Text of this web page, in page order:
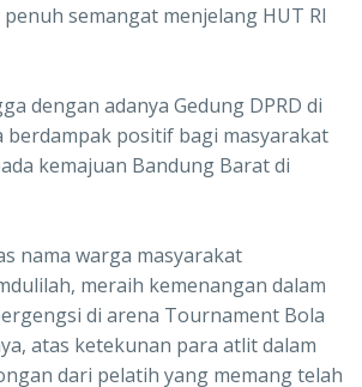
semangat menjelang HUT RI
dengan adanya Gedung DPRD di
berdampak positif bagi masyarakat
kemajuan Bandung Barat di
nama warga masyarakat
meraih kemenangan dalam
di arena Tournament Bola
atas ketekunan para atlit dalam
dari pelatih yang memang telah